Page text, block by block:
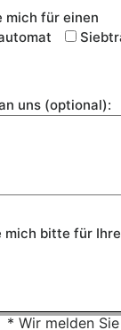
mich für einen
uns (optional):
mich bitte für
* Wir melden